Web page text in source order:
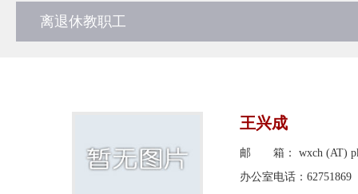
离退休教职工
王兴成
邮 箱： wxch (AT)
办公室电话：62751869